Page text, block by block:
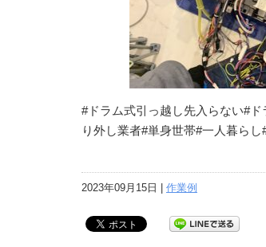
#ドラム式引っ越し先入らない#
り外し業者#単身世帯#一人暮ら
2023年09月15日 | 作業例